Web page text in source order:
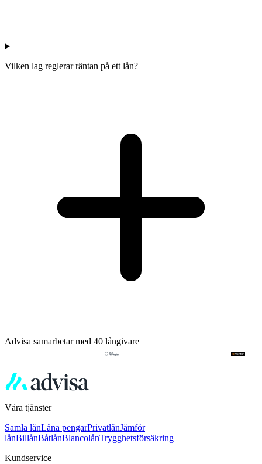
Vilken lag reglerar räntan på ett lån?
Advisa samarbetar med 40 långivare
Våra tjänster
Samla lånLåna pengarPrivatlånJämför
lånBillånBåtlånBlancolånTrygghetsförsäkring
Kundservice